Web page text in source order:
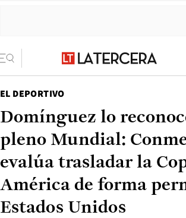
EL DEPORTIVO
Domínguez lo
pleno Mundial:
evalúa trasladar la
América de forma
Estados Unidos